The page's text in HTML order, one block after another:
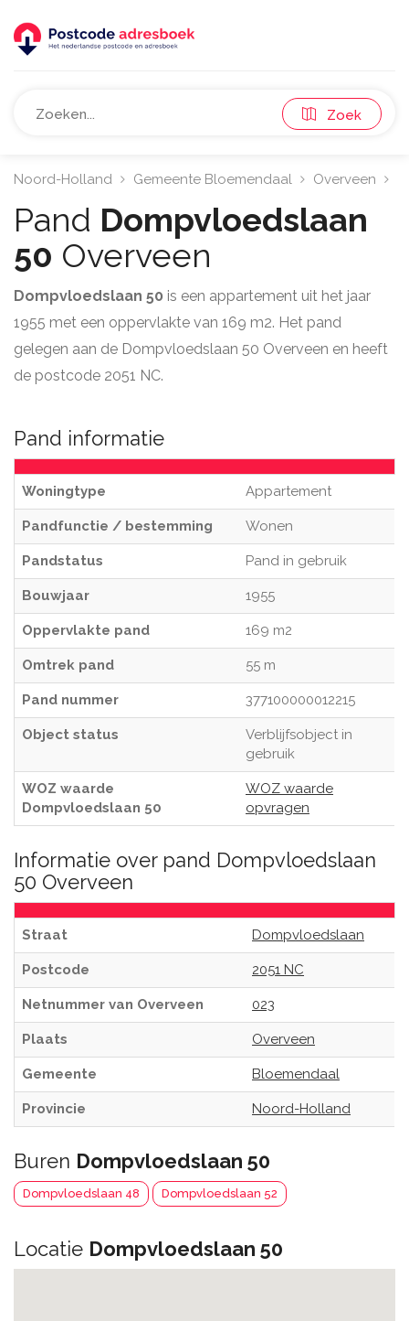
Zoek
Noord-Holland Gemeente Bloemendaal Overveen
Pand Dompvloedslaan
50 Overveen
Dompvloedslaan 50 is een appartement uit het jaar
1955 met een oppervlakte van 169 m2. Het pand
gelegen aan de Dompvloedslaan 50 Overveen en heeft
de postcode 2051 NC.
Pand informatie
Woningtype Appartement
Pandfunctie / bestemming Wonen
Pandstatus Pand in gebruik
Bouwjaar 1955
Oppervlakte pand 169 m2
Omtrek pand 55 m
Pand nummer 377100000012215
Object status
Verblijfsobject in
gebruik
WOZ waarde
Dompvloedslaan 50
WOZ waarde
opvragen
Informatie over pand Dompvloedslaan
50 Overveen
Straat Dompvloedslaan
Postcode 2051 NC
Netnummer van Overveen 023
Plaats Overveen
Gemeente Bloemendaal
Provincie Noord-Holland
Buren Dompvloedslaan 50
Dompvloedslaan 48 Dompvloedslaan 52
Locatie Dompvloedslaan 50